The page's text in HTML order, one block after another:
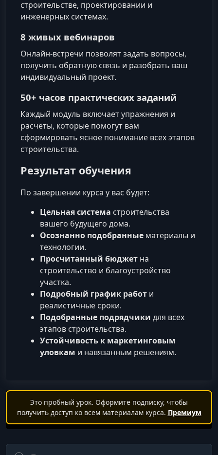
строительстве, проектировании и
инженерных системах.
8 живых вебинаров
Онлайн-встречи позволят задать вопросы,
получить обратную связь и разобрать ваш
индивидуальный проект.
50+ часов практических заданий
Каждый модуль включает упражнения и
расчёты, которые помогут вам
сформировать ясное понимание всех этапов
строительства.
Результат обучения
По завершении курса у вас будет:
Цельная система строительства
вашего будущего дома.
Осознанно подобранные материалы и
технологии.
Просчитанный бюджет на
строительство и благоустройство
участка.
Подробный график работ и
реалистичные сроки.
Подобранные подрядчики для всех
этапов строительства.
Устойчивость к маркетинговым
уловкам и навязанным решениям.
Это пробный урок. Оформите подписку, чтобы
получить доступ ко всем материалам курса. Премиум
Поиск